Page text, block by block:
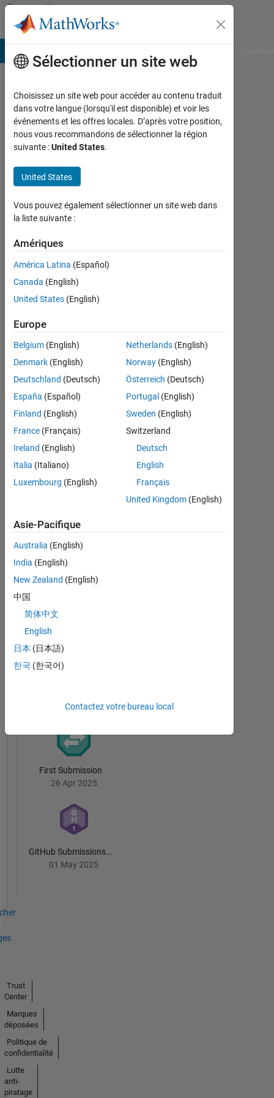
Passer au contenu
Community
Profile
Vivek
Raj
Last
2
jours
|
depuis
2023
Followers:
0
Follow
Badges
Vivek
Raj's
Badges
17 Sep 2023
File
First Submission
26 Apr 2025
GitHub Submissions...
01 May 2025
Sélectionner un site web
Choisissez un site web pour accéder au contenu traduit
dans votre langue (lorsqu'il est disponible) et voir les
événements et les offres locales. D’après votre position,
nous vous recommandons de sélectionner la région
suivante :United States.
United States
Vous pouvez également sélectionner un site web dans
la liste suivante :
Amériques
América Latina (Español)
Canada (English)
United States (English)
Europe
Belgium (English)
Denmark (English)
Deutschland (Deutsch)
España (Español)
Finland (English)
France (Français)
Ireland (English)
Italia (Italiano)
Luxembourg (English)
Netherlands(English)
Norway(English)
Österreich (Deutsch)
Portugal (English)
Sweden (English)
Switzerland
Deutsch
English
Français
United Kingdom(English)
Asie-Pacifique
Australia (English)
India (English)
New Zealand (English)
中国
简体中文
English
日本 (日本語)
한국 (한국어)
Contactez votre bureau local
Trust
Center
Marques
déposées
Politique de
confidentialité
Lutte
anti-
piratage